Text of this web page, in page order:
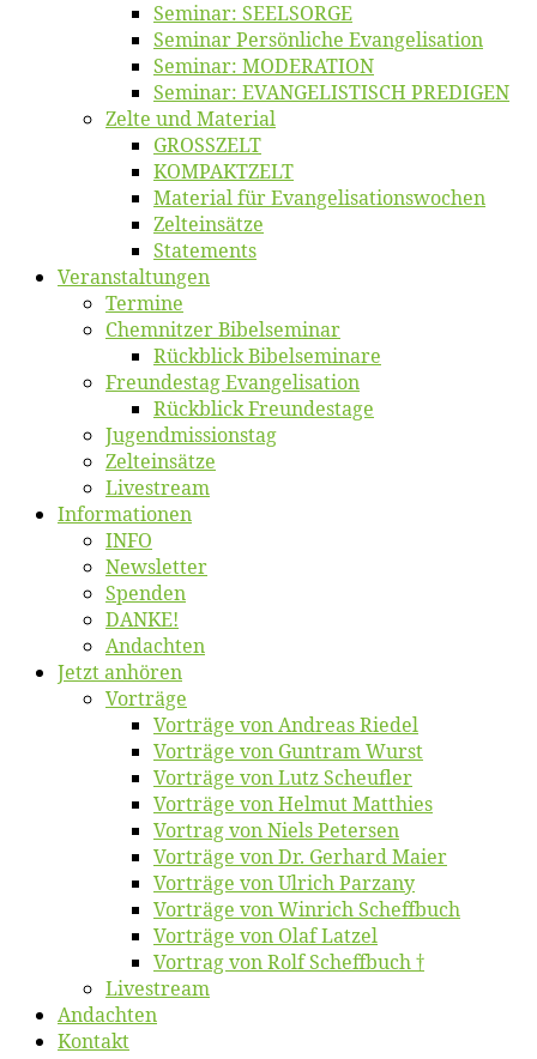
Se­mi­nar: SEELSORGE
Se­mi­nar Per­sön­li­che Evangelisation
Se­mi­nar: MODERATION
Se­mi­nar: EVANGELISTISCH PREDIGEN
Zel­te und Material
GROSSZELT
KOMPAKTZELT
Ma­te­ri­al für Evangelisationswochen
Zelt­ein­sät­ze
State­ments
Ver­an­stal­tun­gen
Ter­mi­ne
Chemnit­zer Bibelseminar
Rück­blick Bibelseminare
Freun­des­tag Evangelisation
Rück­blick Freundestage
Jugend­mis­sions­tag
Zelt­ein­sät­ze
Live­stream
Informatio­nen
INFO
News­let­ter
Spen­den
DANKE!
An­dach­ten
Jetzt an­hö­ren
Vor­trä­ge
Vor­trä­ge von An­dre­as Riedel
Vor­trä­ge von Gun­tram Wurst
Vor­trä­ge von Lutz Scheufler
Vor­trä­ge von Hel­mut Matthies
Vor­trag von Niels Petersen
Vor­trä­ge von Dr. Ger­hard Maier
Vor­trä­ge von Ul­rich Parzany
Vor­trä­ge von Win­rich Scheffbuch
Vor­trä­ge von Olaf Latzel
Vor­trag von Rolf Scheffbuch †
Live­stream
An­dach­ten
Kon­takt